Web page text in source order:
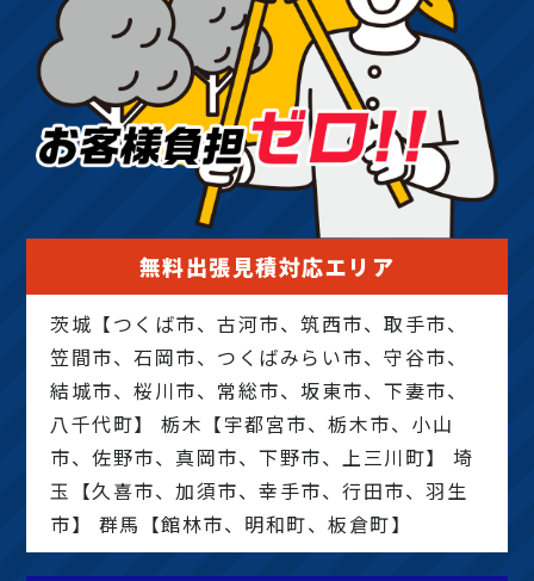
無料出張見積対応エリア
茨城【つくば市、古河市、筑西市、取手市、
笠間市、石岡市、つくばみらい市、守谷市、
結城市、桜川市、常総市、坂東市、下妻市、
八千代町】 栃木【宇都宮市、栃木市、小山
市、佐野市、真岡市、下野市、上三川町】 埼
玉【久喜市、加須市、幸手市、行田市、羽生
市】 群馬【館林市、明和町、板倉町】